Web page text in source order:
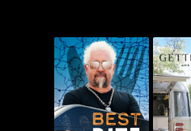
إيرين
بيست بايت إن تاون